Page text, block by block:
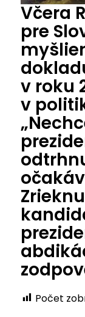
Včera
pre
v roku
v
Počet